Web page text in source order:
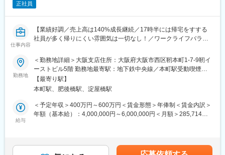
・主任技術者に従い２名以上で業務遂行頂きながら徐々に業務に
慣れて頂きます
・入社後からは業務に特化した社内研修が組まれております。
安心して知識習得頂き業務いただけます
・約３年後には主任技術者を目指していただけます。主任技術者
ーダーとしての役割を担っていただくことを期待しております。
■当社の特徴：
航空事業では、救急医療の現場で実績ナンバーワンを誇る航空医
ービスを展開しています。また、急速な成長を遂げているのが自
由なフライトプランとプライベート空間をご提供するビジネスジ
測、モービルマッピングシステム、海底探査など）と解析技術と
正社員
仕事内容
【業績好調／売上高は140%成長継続／17時半には帰宅をすする
社員が多く帰りにくい雰囲気は一切なし！／ワークライフバラン
■メインミッション
海外・国内より仕入れた水産原料を使った商品を企画し、エリア
ごとに担当するお客様への提案を行います。
※大手スーパー、生協、外食チェーン、旅館・ホテルなど、多岐に
わたる顧客層に提案
（3）エリアごとに担当するお客様へ提案
勤務地
＜勤務地詳細＞大阪支店住所：大阪府大阪市西区靭本町1-7-9靭イ
ーストビル5階 勤務地最寄駅：地下鉄中央線／本町駅受動喫煙対
策：屋内全面禁煙変更の範囲：会社の定める事業所
【最寄り駅】
本町駅、肥後橋駅、淀屋橋駅
給与
＜予定年収＞400万円～600万円＜賃金形態＞年俸制＜賃金内訳＞
年額（基本給）：4,000,000円～6,000,000円＜月額＞285,714円
も目安の金額であり、選考を通じて上下する可能性があります。